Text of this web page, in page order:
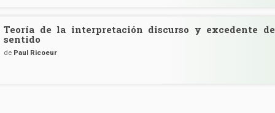
Teoría de la interpretación discurso y excedente de
sentido
de Paul Ricoeur